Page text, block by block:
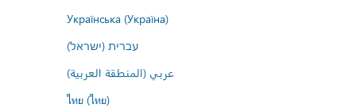
Українська (Україна)
עברית (ישראל)
عربي (المنطقة العربية)
ไทย (ไทย)